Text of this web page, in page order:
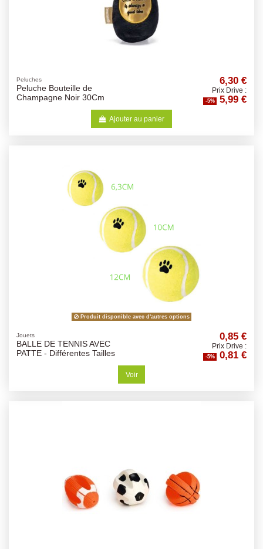
Peluches
Peluche Bouteille de
Champagne Noir 30Cm
6,30 €
Prix Drive :
-5% 5,99 €
Ajouter au panier
Produit disponible avec d'autres options
Jouets
BALLE DE TENNIS AVEC
PATTE - Différentes Tailles
0,85 €
Prix Drive :
-5% 0,81 €
Voir